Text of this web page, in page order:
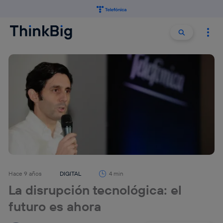
Buscar
Hace 9 años DIGITAL 4 min
La disrupción tecnológica: el
futuro es ahora